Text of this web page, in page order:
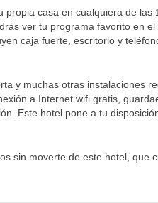
propia casa en cualquiera de
ver tu programa favorito en
caja fuerte, escritorio y
y muchas otras instalaciones
a Internet wifi gratis,
Este hotel pone a tu
sin moverte de este hotel, que